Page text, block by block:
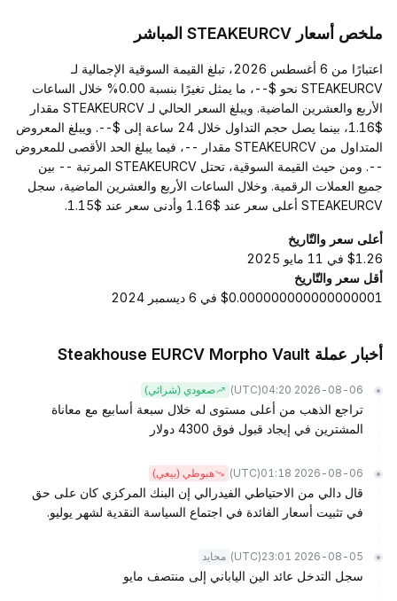
ملخص أسعار STEAKEURCV المباشر
اعتبارًا من 6 أغسطس 2026، تبلغ القيمة السوقية الإجمالية لـ
STEAKEURCV نحو $--، ما يمثل تغيرًا بنسبة 0.00% خلال الساعات
الأربع والعشرين الماضية. ويبلغ السعر الحالي لـ STEAKEURCV مقدار
$1.16، بينما يصل حجم التداول خلال 24 ساعة إلى $--. ويبلغ المعروض
المتداول من STEAKEURCV مقدار --، فيما يبلغ الحد الأقصى للمعروض
--. ومن حيث القيمة السوقية، تحتل STEAKEURCV المرتبة -- بين
جميع العملات الرقمية. وخلال الساعات الأربع والعشرين الماضية، سجل
STEAKEURCV أعلى سعر عند $1.16 وأدنى سعر عند $1.15.
أعلى سعر والتّاريخ
$1.26 في 11 مايو 2025
أقل سعر والتّاريخ
$0.000000000000000001 في 6 ديسمبر 2024
أخبار عملة Steakhouse EURCV Morpho Vault
2026-08-06 04:20
(UTC) صعودي (شرائي)
تراجع الذهب من أعلى مستوى له خلال سبعة أسابيع مع معاناة
المشترين في إيجاد قبول فوق 4300 دولار
2026-08-06 01:18
(UTC) هبوطي (بيعي)
قال دالي من الاحتياطي الفيدرالي إن البنك المركزي كان على حق
في تثبيت أسعار الفائدة في اجتماع السياسة النقدية لشهر يوليو.
2026-08-05 23:01
(UTC) محايد
سجل التدخل عائد الين الياباني إلى منتصف مايو